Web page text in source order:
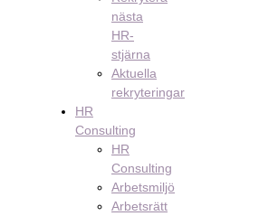
nästa
HR-
stjärna
Aktuella
rekryteringar
HR
Consulting
HR
Consulting
Arbetsmiljö
Arbetsrätt